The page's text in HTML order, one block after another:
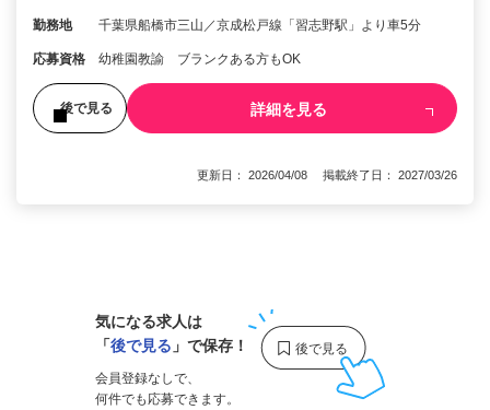
勤務地 千葉県船橋市三山／京成松戸線「習志野駅」より車5分
応募資格 幼稚園教諭 ブランクある方もOK
後で見る 詳細を見る
更新日： 2026/04/08 掲載終了日： 2027/03/26
気になる求人は
「後で見る 」で保存！
会員登録なしで、
何件でも応募できます。